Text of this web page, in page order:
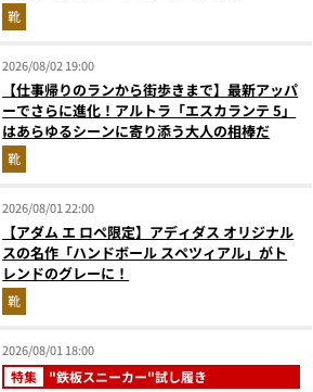
靴
2026/08/02 19:00
【仕事帰りのランから街歩きまで】最新アッパ
ーでさらに進化！アルトラ「エスカランテ 5」
はあらゆるシーンに寄り添う大人の相棒だ
靴
2026/08/01 22:00
【アダム エ ロペ限定】アディダス オリジナル
スの名作「ハンドボール スペツィアル」がト
レンドのグレーに！
靴
2026/08/01 18:00
特集 "鉄板スニーカー"試し履き